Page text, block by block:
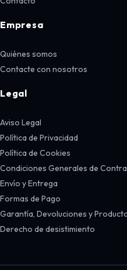
Empresa
Quiénes somos
Contacte con nosotros
Legal
Aviso Legal
Política de Privacidad
Política de Cookies
Condiciones Generales de
Envío y Entrega
Formas de Pago
Garantía, Devoluciones y
Derecho de desistimiento